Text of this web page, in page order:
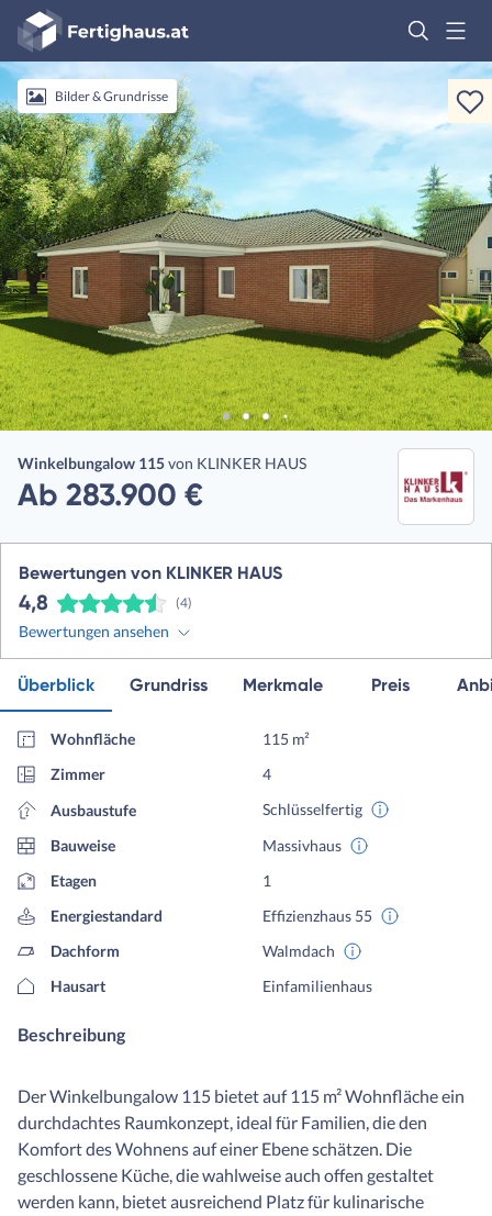
Fertighaus
Logo
AnmeldenBilder & Grundrisse
Winkelbungalow 115von KLINKER HAUS
Ab 283.900 €
Bewertungen von KLINKER HAUS
4,8 (4)
Bewertungen ansehen
Überblick Grundriss Merkmale Preis
Wohnfläche
115 m²
Zimmer
4
Ausbaustufe
Schlüsselfertig
Bauweise
Massivhaus
Etagen
1
Energiestandard
Effizienzhaus 55
Dachform
Walmdach
Hausart
Einfamilienhaus
Beschreibung
Der Winkelbungalow 115 bietet auf 115 m² Wohnfläche ein
durchdachtes Raumkonzept, ideal für Familien, die den
Komfort des Wohnens auf einer Ebene schätzen. Die
geschlossene Küche, die wahlweise auch offen gestaltet
werden kann, bietet ausreichend Platz für kulinarische